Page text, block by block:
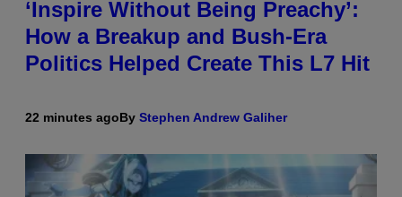
‘Inspire Without Being Preachy’:
How a Breakup and Bush-Era
Politics Helped Create This L7 Hit
22 minutes agoBy Stephen Andrew Galiher